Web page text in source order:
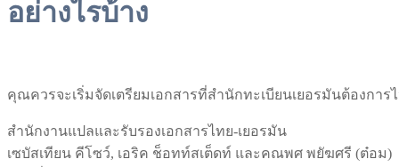
อย่างไรบ้าง
คุณควรจะเริ่มจัดเตรียมเอกสารที่สำนักทะเบียนเยอรมันต้องกา
สำนักงานแปลและรับรองเอกสารไทย-เยอรมัน
เซบัสเทียน คีโซว์, เอริค ช็อทท์สเต็ดท์ และคณพศ พยัฆศรี (ต๋อม)